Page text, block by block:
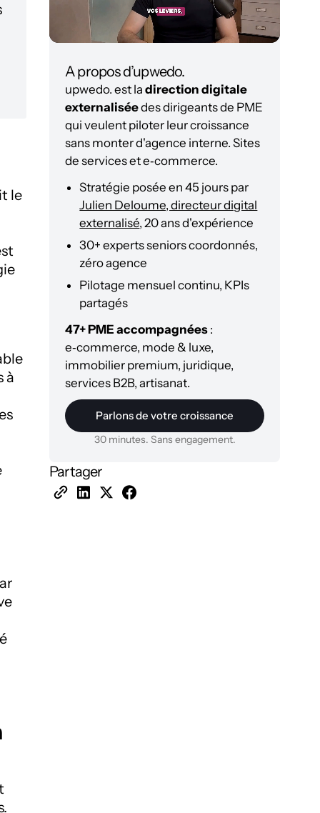
le
à
A propos d’upwedo.
upwedo. est la direction digitale
externaliséedes dirigeants de PME
qui veulent piloter leur croissance
sans monter d'agence interne. Sites
de services et e‑commerce.
Stratégie posée en 45 jours par
Julien Deloume, directeur digital
externalisé, 20 ans d'expérience
30+ experts seniors coordonnés,
zéro agence
Pilotage mensuel continu, KPIs
partagés
47+ PME accompagnées :
e‑commerce, mode & luxe,
immobilier premium, juridique,
services B2B, artisanat.
Parlons de votre croissance
30 minutes. Sans engagement.
Partager